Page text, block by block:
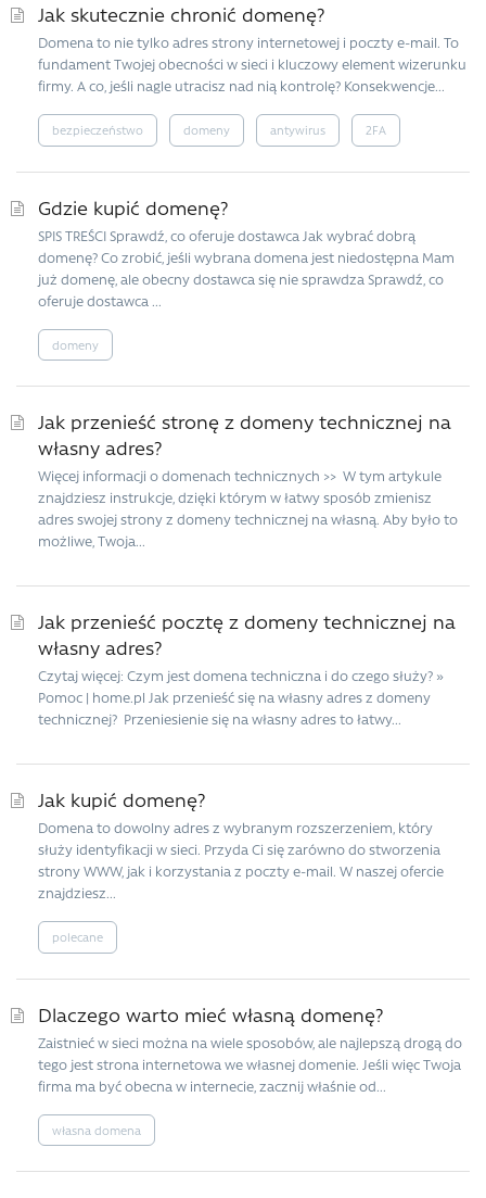
Jak skutecznie chronić domenę?
Domena to nie tylko adres strony internetowej i poczty e-mail. To
fundament Twojej obecności w sieci i kluczowy element wizerunku
firmy. A co, jeśli nagle utracisz nad nią kontrolę? Konsekwencje...
bezpieczeństwo domeny antywirus 2FA
Gdzie kupić domenę?
SPIS TREŚCI Sprawdź, co oferuje dostawca Jak wybrać dobrą
domenę? Co zrobić, jeśli wybrana domena jest niedostępna Mam
już domenę, ale obecny dostawca się nie sprawdza Sprawdź, co
oferuje dostawca ...
domeny
Jak przenieść stronę z domeny technicznej na
własny adres?
Więcej informacji o domenach technicznych >> W tym artykule
znajdziesz instrukcje, dzięki którym w łatwy sposób zmienisz
adres swojej strony z domeny technicznej na własną. Aby było to
możliwe, Twoja...
Jak przenieść pocztę z domeny technicznej na
własny adres?
Czytaj więcej: Czym jest domena techniczna i do czego służy? »
Pomoc | home.pl Jak przenieść się na własny adres z domeny
technicznej? Przeniesienie się na własny adres to łatwy...
Jak kupić domenę?
Domena to dowolny adres z wybranym rozszerzeniem, który
służy identyfikacji w sieci. Przyda Ci się zarówno do stworzenia
strony WWW, jak i korzystania z poczty e-mail. W naszej ofercie
znajdziesz...
polecane
Dlaczego warto mieć własną domenę?
Zaistnieć w sieci można na wiele sposobów, ale najlepszą drogą do
tego jest strona internetowa we własnej domenie. Jeśli więc Twoja
firma ma być obecna w internecie, zacznij właśnie od...
własna domena